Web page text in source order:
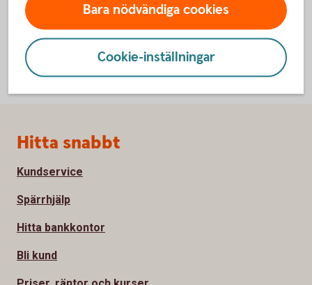
Bara nödvändiga cookies
Cookie-inställningar
Sidfot
Hitta snabbt
Kundservice
Spärrhjälp
Hitta bankkontor
Bli kund